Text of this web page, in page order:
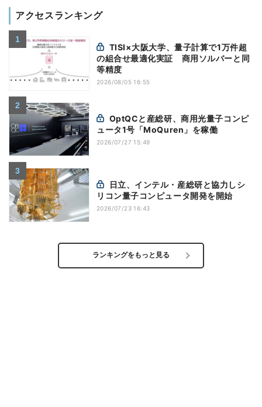
アクセスランキング
の組合せ最適化実証 商用ソルバーと同
等精度
2026/08/05 16:55
ュータ1号「MoQuren」を稼働
2026/07/27 15:49
リコン量子コンピュータ開発を開始
2026/07/23 16:43
ランキングをもっと見る